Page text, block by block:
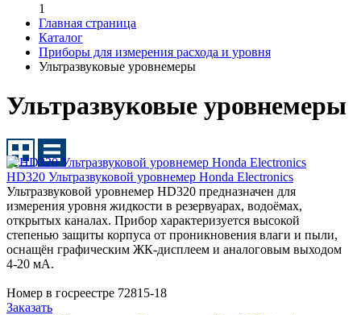
1
Главная страница
Каталог
Приборы для измерения расхода и уровня
Ультразвуковые уровнемеры
Ультразвуковые уровнемеры
HD320 Ультразвуковой уровнемер Honda Electronics
Ультразвуковой уровнемер HD320 предназначен для
измерения уровня жидкости в резервуарах, водоёмах,
открытых каналах. Прибор характеризуется высокой
степенью защиты корпуса от проникновения влаги и пыли,
оснащён графическим ЖК-дисплеем и аналоговым выходом
4-20 мА.
Номер в госреестре 72815-18
Заказать